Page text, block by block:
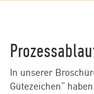
In unserer
Gütezeichen“